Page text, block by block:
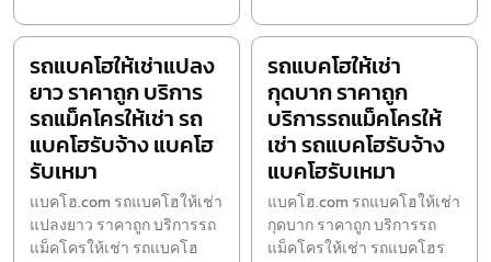
รถแบคโฮให้เช่าแปลง
ยาว ราคาถูก บริการ
รถแม็คโครให้เช่า รถ
แบคโฮรับจ้าง แบคโฮ
รับเหมา
แบคโฮ.com รถแบคโฮให้เช่า
แปลงยาว ราคาถูก บริการรถ
แม็คโครให้เช่า รถแบคโฮ
รถแบคโฮให้เช่า
กุดบาก ราคาถูก
บริการรถแม็คโครให้
เช่า รถแบคโฮรับจ้าง
แบคโฮรับเหมา
แบคโฮ.com รถแบคโฮให้เช่า
กุดบาก ราคาถูก บริการรถ
แม็คโครให้เช่า รถแบคโฮร